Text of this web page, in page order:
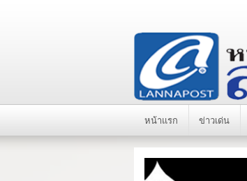
หน้าแรก ข่าวเด่น